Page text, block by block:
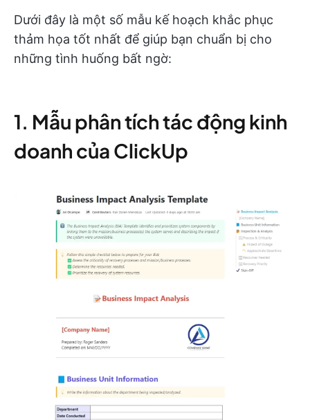
Dưới đây là một số mẫu kế hoạch khắc phục
thảm họa tốt nhất để giúp bạn chuẩn bị cho
những tình huống bất ngờ:
1. Mẫu phân tích tác động kinh
doanh của ClickUp